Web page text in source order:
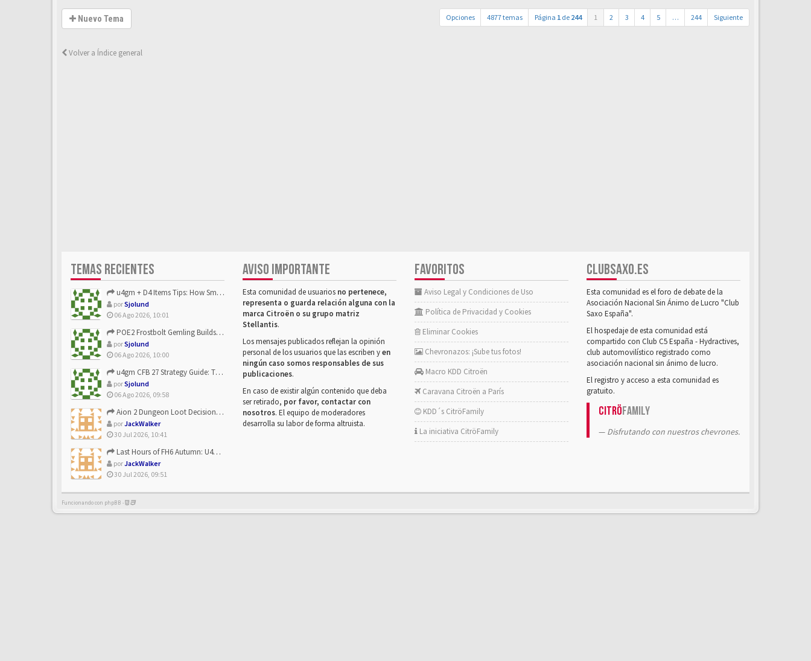
Nuevo Tema Opciones 4877 temas Página 1 de 244 1 2 3 4 5 … 244 Siguiente
Volver a Índice general
TEMAS RECIENTES
u4gm + D4 Items Tips: How Smart Players Optimize Gear, Build...
porSjolund
06 Ago 2026, 10:01
POE2 Frostbolt Gemling Builds Get Stronger With u4gm’s Ice C...
porSjolund
06 Ago 2026, 10:00
u4gm CFB 27 Strategy Guide: The Toxic Offensive Scheme Your ...
porSjolund
06 Ago 2026, 09:58
Aion 2 Dungeon Loot Decisions: Smarter Runs With U4N
porJackWalker
30 Jul 2026, 10:41
Last Hours of FH6 Autumn: U4N and the Best Rewards to Grab
porJackWalker
30 Jul 2026, 09:51
AVISO IMPORTANTE
Esta comunidad de usuarios no pertenece,
representa o guarda relación alguna con la
marca Citroën o su grupo matriz
Stellantis.
Los mensajes publicados reflejan la opinión
personal de los usuarios que las escriben yen
ningún caso somos responsables de sus
publicaciones.
En caso de existir algún contenido que deba
ser retirado, por favor, contactar con
nosotros. El equipo de moderadores
desarrolla su labor de forma altruista.
FAVORITOS
Aviso Legal y Condiciones de Uso
Política de Privacidad y Cookies
Eliminar Cookies
Chevronazos: ¡Sube tus fotos!
Macro KDD Citroën
Caravana Citroën a París
KDD´s CitröFamily
La iniciativa CitröFamily
CLUBSAXO.ES
Esta comunidad es el foro de debate de la
Asociación Nacional Sin Ánimo de Lucro "Club
Saxo España".
El hospedaje de esta comunidad está
compartido con Club C5 España - Hydractives,
club automovilístico registrado como
asociación nacional sin ánimo de lucro.
El registro y acceso a esta comunidad es
gratuito.
CitröFamily
Disfrutando con nuestros chevrones.
Funcionando con phpBB -